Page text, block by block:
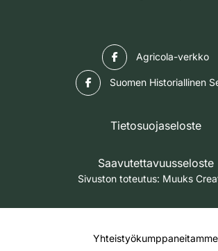
Agricola-verkko
Suomen Historiallinen
Tietosuojaseloste
Saavutettavuusseloste
Sivuston toteutus: Muuks
Yhteistyökumppaneitamme